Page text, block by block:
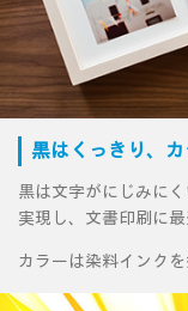
黒はくっきり、
黒は文字がにじみに
実現し、文書印刷に最
カラーは染料インク